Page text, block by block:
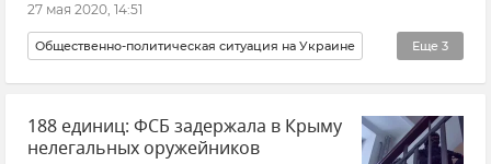
27 мая 2020, 14:51
Еще 3
Общественно-политическая ситуация на Украине
Новости Политика В мире
188 единиц: ФСБ задержала в Крыму
нелегальных оружейников